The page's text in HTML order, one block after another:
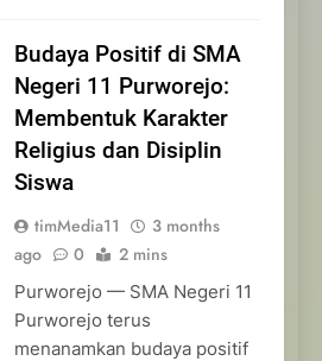
Budaya Positif di SMA
Negeri 11 Purworejo:
Membentuk Karakter
Religius dan Disiplin
Siswa
timMedia11
3 months
ago
0 2 mins
Purworejo — SMA Negeri 11
Purworejo terus
menanamkan budaya positif